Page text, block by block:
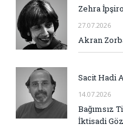
Zehra
27.07.2026
Akran
Sacit Hadi
14.07.2026
Bağımsız
İktisadi